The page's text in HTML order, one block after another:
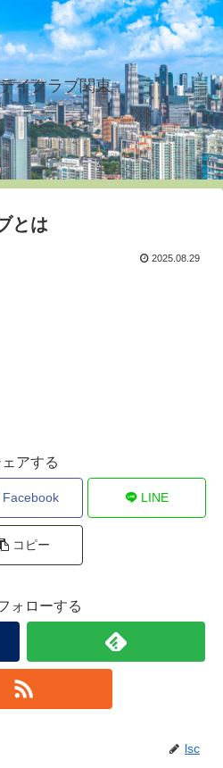
イクラブ関東
とは
2025.08.29
ェアする
Facebook LINE
コピー
ォローする
lsc